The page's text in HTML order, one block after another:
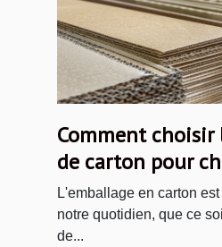
Comment
de carton pour
L'emballage en carton
notre quotidien, que ce
de...